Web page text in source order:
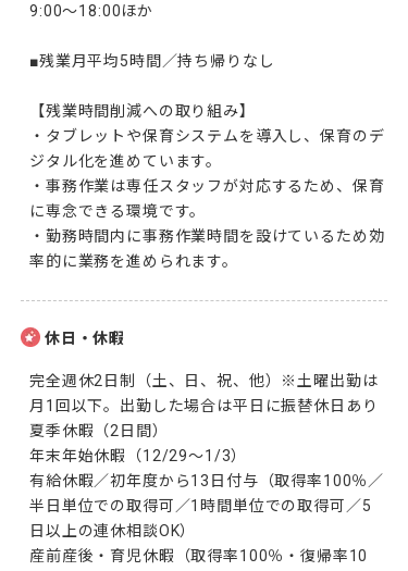
9:00～18:00ほか
■残業月平均5時間／持ち帰りなし
【残業時間削減への取り組み】
・タブレットや保育システムを導入し、保育のデ
ジタル化を進めています。
・事務作業は専任スタッフが対応するため、保育
に専念できる環境です。
・勤務時間内に事務作業時間を設けているため効
率的に業務を進められます。
休日・休暇
完全週休2日制（土、日、祝、他）※土曜出勤は
月1回以下。出勤した場合は平日に振替休日あり
夏季休暇（2日間）
年末年始休暇（12/29～1/3）
有給休暇／初年度から13日付与（取得率100％／
半日単位での取得可／1時間単位での取得可／5
日以上の連休相談OK）
産前産後・育児休暇（取得率100％・復帰率10